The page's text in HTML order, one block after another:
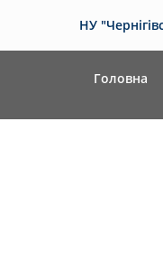
НУ
Головна